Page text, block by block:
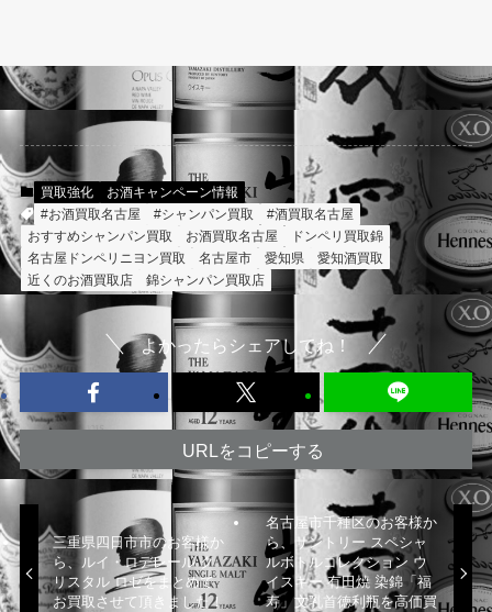
買取強化
お酒キャンペーン情報
#お酒買取名古屋
#シャンパン買取
#酒買取名古屋
おすすめシャンパン買取
お酒買取名古屋
ドンペリ買取錦
名古屋ドンペリニヨン買取
名古屋市 愛知県
愛知酒買取
近くのお酒買取店
錦シャンパン買取店
よかったらシェアしてね！
URLをコピーする
三重県四日市市のお客様か
ら、ルイ・ロデレール ク
リスタル ロゼをまとめて
お買取させて頂きました！
名古屋市千種区のお客様か
ら、サントリー スペシャ
ルボトルコレクション ウ
イスキー 有田焼 染錦「福
寿」文乳首徳利瓶を高価買